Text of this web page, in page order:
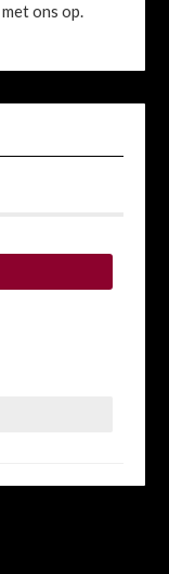
met ons op.